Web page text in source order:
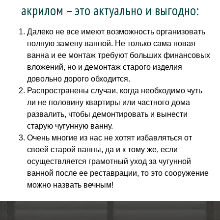
акрилом – это актуально и выгодно:
Далеко не все имеют возможность организовать
полную замену ванной. Не только сама новая
ванна и ее монтаж требуют больших финансовых
вложений, но и демонтаж старого изделия
довольно дорого обходится.
Распространены случаи, когда необходимо чуть
ли не половину квартиры или частного дома
развалить, чтобы демонтировать и вынести
старую чугунную ванну.
Очень многие из нас не хотят избавляться от
своей старой ванны, да и к тому же, если
осуществляется грамотный уход за чугунной
ванной после ее реставрации, то это сооружение
можно назвать вечным!